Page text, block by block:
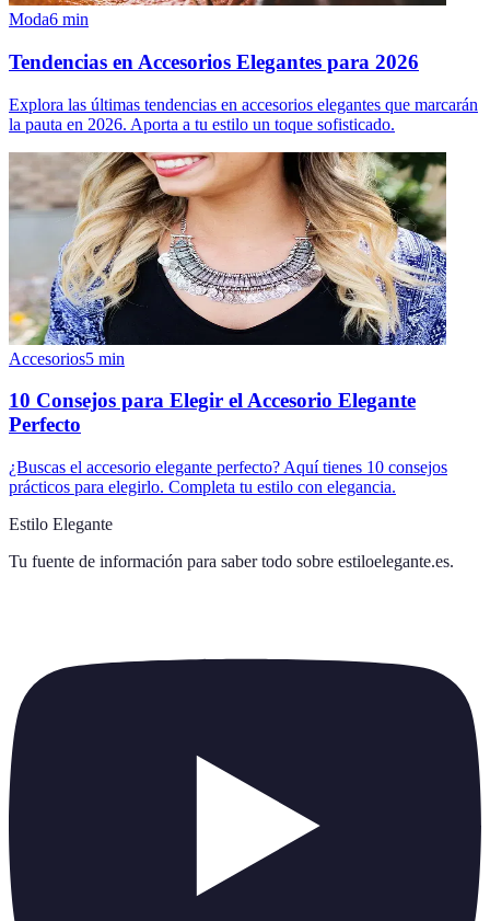
Moda6 min
Tendencias en Accesorios Elegantes para 2026
Explora las últimas tendencias en accesorios elegantes que marcarán
la pauta en 2026. Aporta a tu estilo un toque sofisticado.
Accesorios5 min
10 Consejos para Elegir el Accesorio Elegante
Perfecto
¿Buscas el accesorio elegante perfecto? Aquí tienes 10 consejos
prácticos para elegirlo. Completa tu estilo con elegancia.
Estilo Elegante
Tu fuente de información para saber todo sobre estiloelegante.es.